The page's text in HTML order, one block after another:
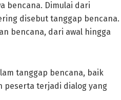
bencana. Dimulai dari
disebut tanggap bencana.
bencana, dari awal hingga
tanggap bencana, baik
peserta terjadi dialog yang